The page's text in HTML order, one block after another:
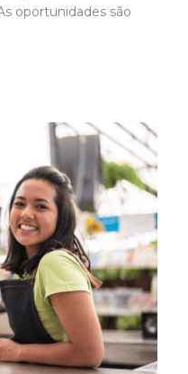
oportunidades são